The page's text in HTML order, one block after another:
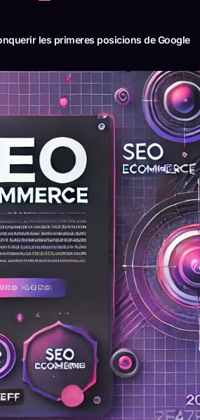
les primeres posicions de Google